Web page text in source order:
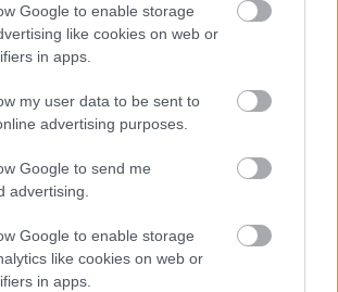
Google to enable storage
like cookies on web or
in apps.
my user data to be sent to
advertising purposes.
Google to send me
advertising.
Google to enable storage
like cookies on web or
in apps.